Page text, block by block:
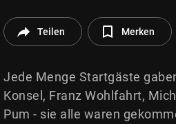
Teilen Merken
Jede Menge Startgäste
Konsel, Franz Wohlfahrt,
Pum - sie alle waren